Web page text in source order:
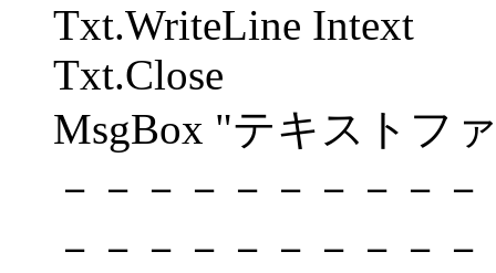
Txt.WriteLine Intext
Txt.Close
MsgBox "テキストフ
－－－－－－－－－
－－－－－－－－－